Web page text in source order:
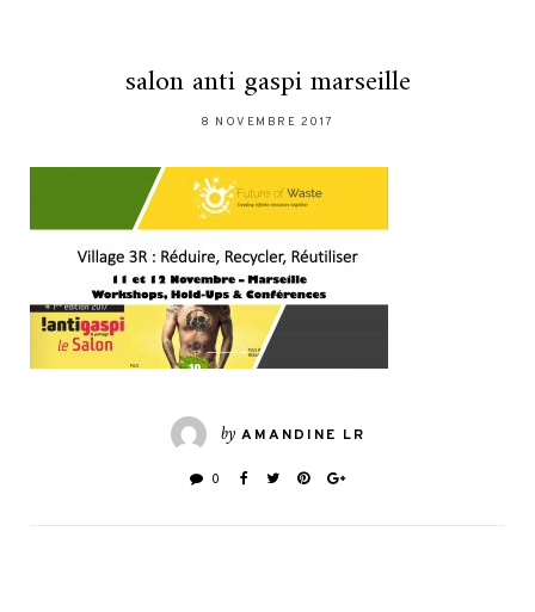
salon anti gaspi marseille
8 NOVEMBRE 2017
by AMANDINE LR
0